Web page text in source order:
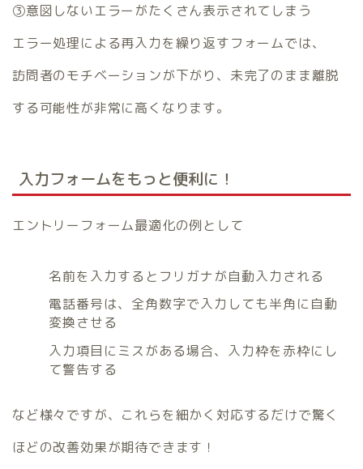
③意図しないエラーがたくさん表示されてしまう
エラー処理による再入力を繰り返すフォームでは、
訪問者のモチベーションが下がり、未完了のまま離脱
する可能性が非常に高くなります。
入力フォームをもっと便利に！
エントリーフォーム最適化の例として
名前を入力するとフリガナが自動入力される
電話番号は、全角数字で入力しても半角に自動
変換させる
入力項目にミスがある場合、入力枠を赤枠にし
て警告する
など様々ですが、これらを細かく対応するだけで驚く
ほどの改善効果が期待できます！